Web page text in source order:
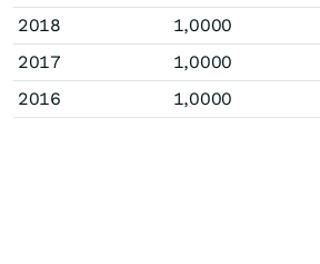
2018
1,0000
2017
1,0000
2016
1,0000